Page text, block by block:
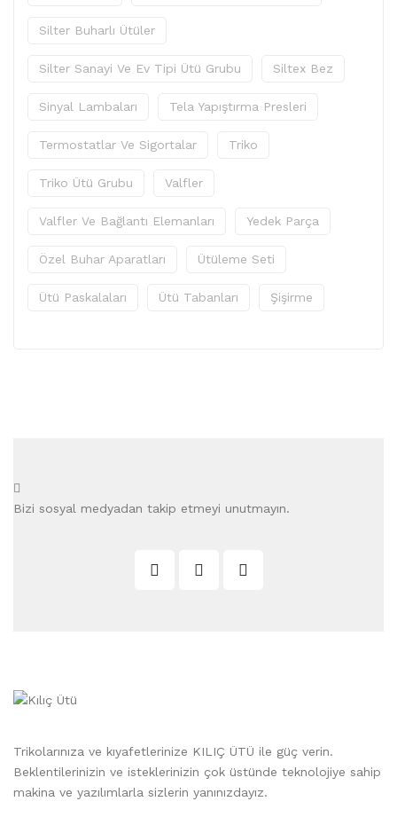
Silter Buharlı Ütüler
Silter Sanayi Ve Ev Tipi Ütü Grubu Siltex Bez
Sinyal Lambaları Tela Yapıştırma Presleri
Termostatlar Ve Sigortalar Triko
Triko Ütü Grubu Valfler
Valfler Ve Bağlantı Elemanları Yedek Parça
Özel Buhar Aparatları Ütüleme Seti
Ütü Paskalaları Ütü Tabanları Şişirme
Bizi sosyal medyadan takip etmeyi unutmayın.
Trikolarınıza ve kıyafetlerinize KILIÇ ÜTÜ ile güç verin.
Beklentilerinizin ve isteklerinizin çok üstünde teknolojiye sahip
makina ve yazılımlarla sizlerin yanınızdayız.